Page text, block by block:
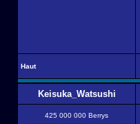
Haut
Keisuka_Watsushi
425 000 000 Berrys